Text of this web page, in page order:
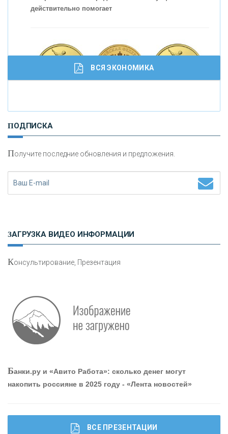
привлечь и удержать персонал - «Интервью»
действительно помогает
И
сохранения и увеличения капитала
ВСЯ ЭКОНОМИКА
ПОДПИСКА
Получите последние обновления и предложения.
ЗАГРУЗКА ВИДЕО ИНФОРМАЦИИ
Консультирование, Презентация
Банки.ру и «Авито Работа»: сколько денег могут
накопить россияне в 2025 году - «Лента новостей»
ВСЕ ПРЕЗЕНТАЦИИ